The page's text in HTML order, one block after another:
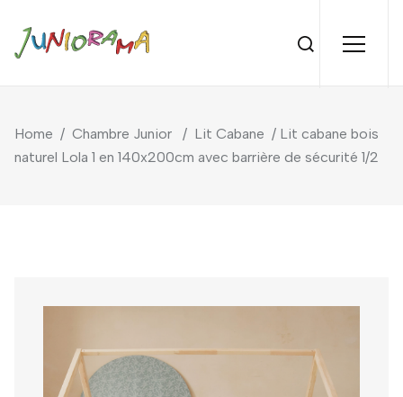
Home / Chambre Junior / Lit Cabane / Lit cabane bois
naturel Lola 1 en 140x200cm avec barrière de sécurité 1/2